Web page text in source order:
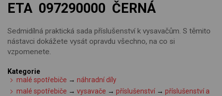
ETA 097290000 ČERNÁ
Sedmidílná praktická sada příslušenství k vysavačům. S těmito
nástavci dokážete vysát opravdu všechno, na co si
vzpomenete.
Kategorie
malé spotřebiče →náhradní díly
malé spotřebiče →vysavače →příslušenství →příslušenství a